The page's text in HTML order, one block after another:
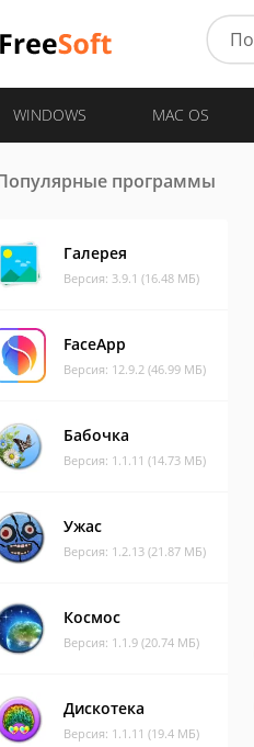
WINDOWS MAC OS
программы
Галерея
Версия: 3.9.1 (16.48 МБ)
FaceApp
Версия: 12.9.2 (46.99 МБ)
Бабочка
Версия: 1.1.11 (14.73 МБ)
Ужас
Версия: 1.2.13 (21.87 МБ)
Космос
Версия: 1.1.9 (20.74 МБ)
Дискотека
Версия: 1.1.11 (19.4 МБ)